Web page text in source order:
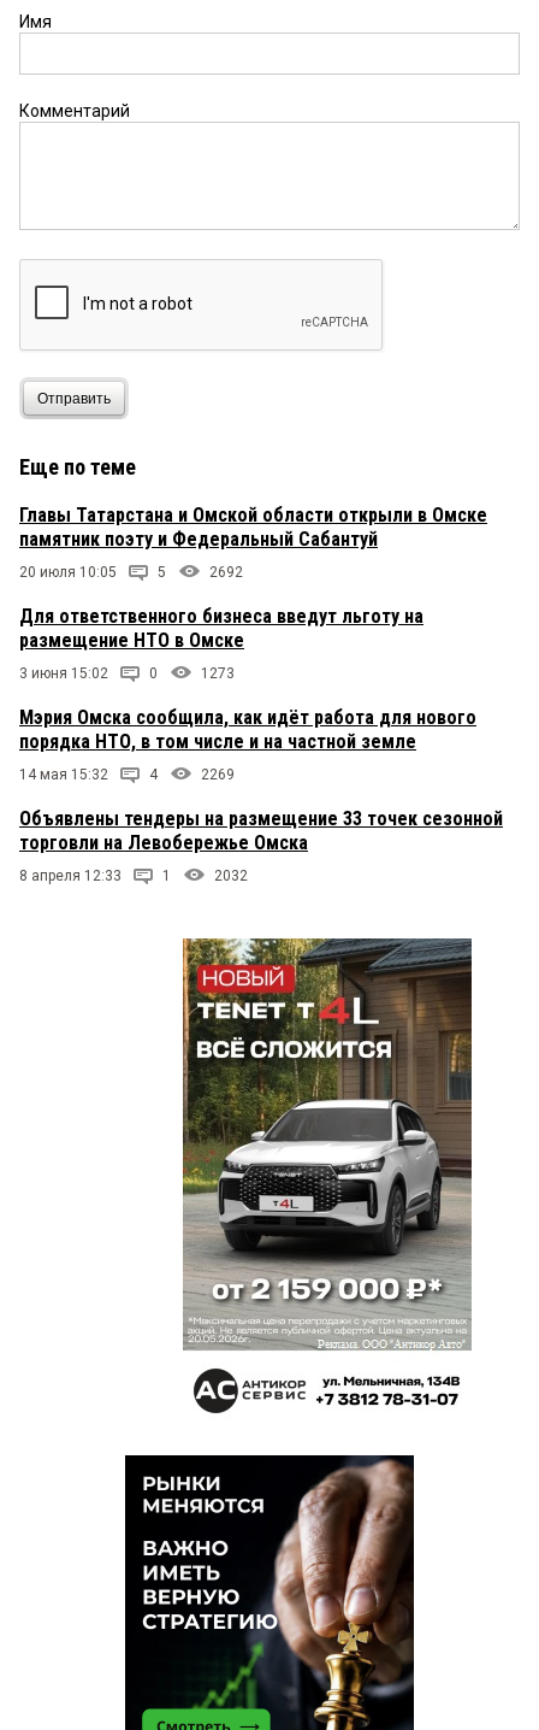
Имя
Комментарий
Отправить
Еще по теме
Главы Татарстана и Омской области открыли в Омске
памятник поэту и Федеральный Сабантуй
20 июля 10:05 5 2692
Для ответственного бизнеса введут льготу на
размещение НТО в Омске
3 июня 15:02 0 1273
Мэрия Омска сообщила, как идёт работа для нового
порядка НТО, в том числе и на частной земле
14 мая 15:32 4 2269
Объявлены тендеры на размещение 33 точек сезонной
торговли на Левобережье Омска
8 апреля 12:33 1 2032